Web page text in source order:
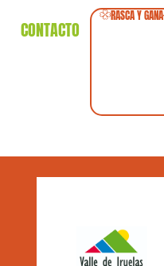
CONTACTO
RASCA Y GANA